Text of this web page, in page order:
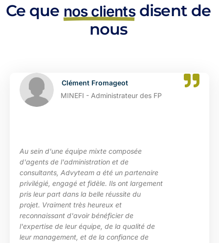
Ce que nos clientsdisent de
nous
Clément Fromageot
MINEFI - Administrateur des FP
sein d'une équipe mixte composée
de l'administration et de
Advyteam a été un partenaire
engagé et fidèle. Ils ont largement
leur part dans la belle réussite du
Vraiment très heureux et
d'avoir bénéficier de
de leur équipe, de la qualité de
management, et de la confiance de